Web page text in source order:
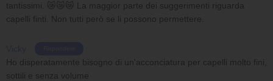
tantissimi. 😿😿😿 La maggior parte dei suggerimenti riguarda
capelli finti. Non tutti però se li possono permettere.
Ho disperatamente bisogno di un'acconciatura per capelli molto fini,
sottili e senza volume